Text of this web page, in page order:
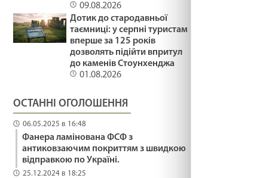
09.08.2026
Дотик до стародавньої
таємниці: у серпні туристам
вперше за 125 років
дозволять підійти впритул
до каменів Стоунхенджа
01.08.2026
ОСТАННІ ОГОЛОШЕННЯ
06.05.2025 в 16:48
Фанера ламінована ФСФ з
антиковзаючим покриттям з швидкою
відправкою по Україні.
25.12.2024 в 18:25